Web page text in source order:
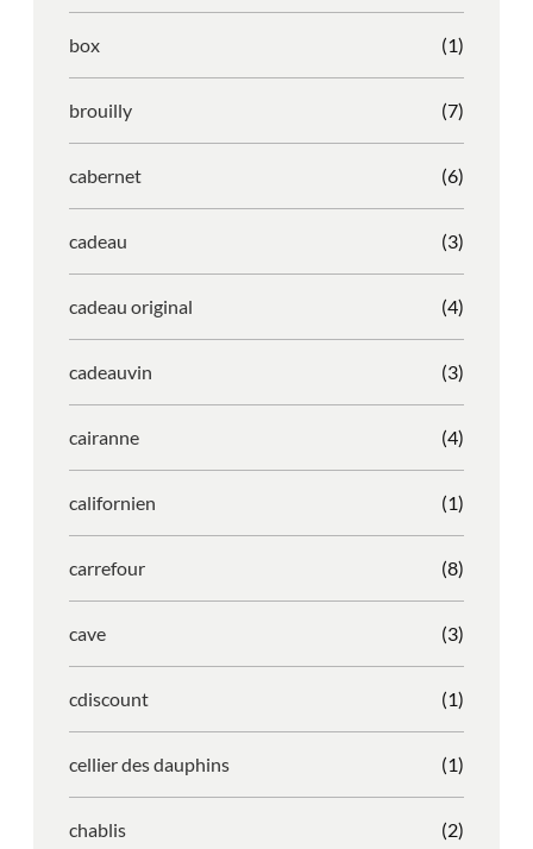
box (1)
brouilly (7)
cabernet (6)
cadeau (3)
cadeau original (4)
cadeauvin (3)
cairanne (4)
californien (1)
carrefour (8)
cave (3)
cdiscount (1)
cellier des dauphins (1)
chablis (2)